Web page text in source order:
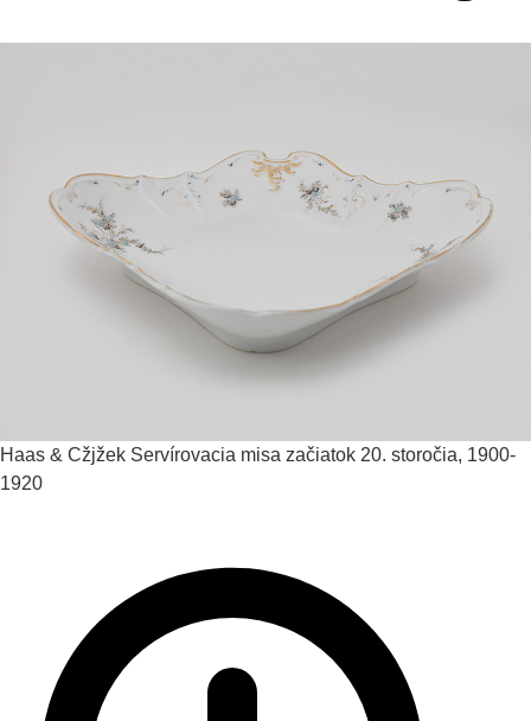
Haas & Cžjžek Servírovacia misa začiatok 20. storočia, 1900-
1920